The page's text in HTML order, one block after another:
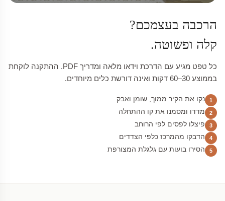
הרכבה בעצמכם?
קלה ופשוטה.
כל טפט מגיע עם הדרכת וידאו מלאה ומדריך PDF. ההתקנה לוקחת
בממוצע 30–60 דקות ואינה דורשת כלים מיוחדים.
1 נקו את הקיר ממוך, שומן ואבק
2 מדדו ומסמנו את קו ההתחלה
3 פיצלו לפסים לפי הרוחב
4 הדבקו מהמרכז כלפי הצדדים
5 הסירו בועות עם גלגלת המצורפת